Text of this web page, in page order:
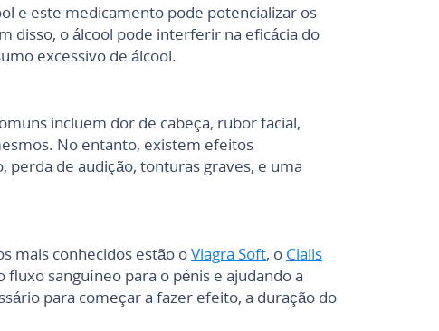
e este medicamento pode potencializar os
disso, o álcool pode interferir na eficácia do
excessivo de álcool.
incluem dor de cabeça, rubor facial,
No entanto, existem efeitos
perda de audição, tonturas graves, e uma
mais conhecidos estão oViagra Soft, o Cialis
sanguíneo para o pénis e ajudando a
para começar a fazer efeito, a duração do